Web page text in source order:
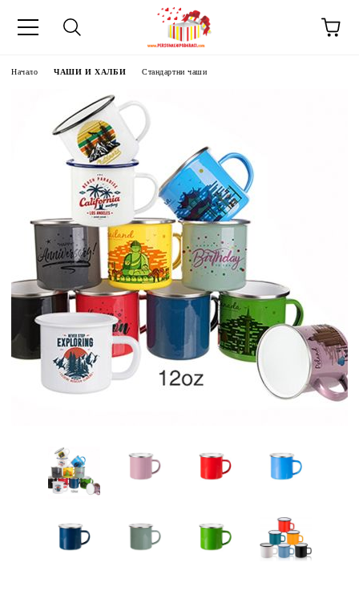
Начало ЧАШИ И ХАЛБИ Стандартни чаши